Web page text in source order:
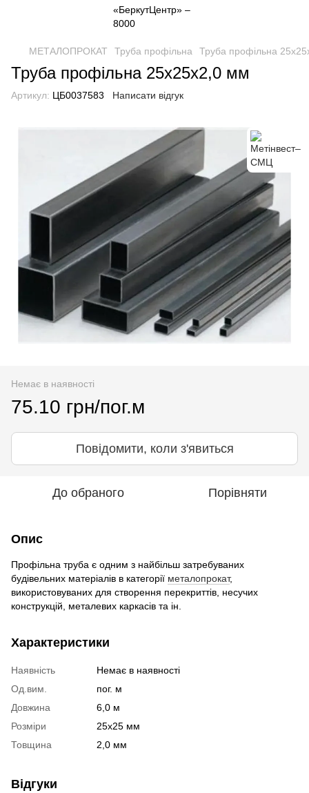
МЕТАЛОПРОКАТ Труба профільна Труба профільна
Труба профільна 25х25х2,0 мм
Артикул: ЦБ0037583 Написати відгук
Немає в наявності
75.10 грн/пог.м
Повідомити, коли з'явиться
До обраного Порівняти
Опис
Профільна труба є одним з найбільш затребуваних
будівельних матеріалів в категорії металопрокат,
використовуваних для створення перекриттів, несучих
конструкцій, металевих каркасів та ін.
Характеристики
Наявність
Немає в наявності
Од.вим.
пог. м
Довжина
6,0 м
Розміри
25х25 мм
Товщина
2,0 мм
Відгуки